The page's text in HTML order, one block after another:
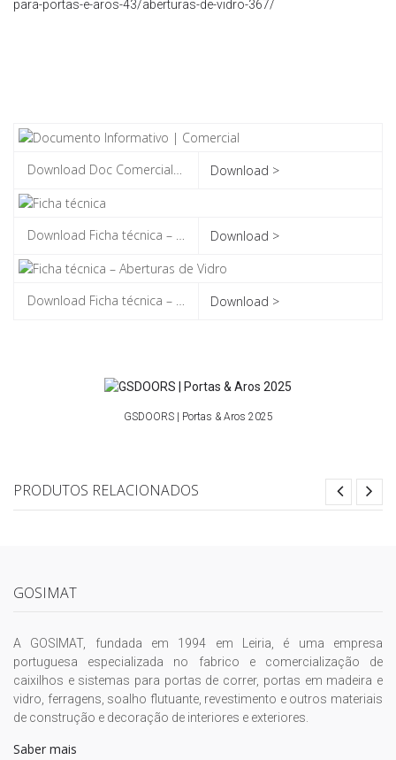
para-portas-e-aros-43/aberturas-de-vidro-367/
Download >
Download >
Download >
GSDOORS | Portas & Aros 2025
PRODUTOS RELACIONADOS
GOSIMAT
A GOSIMAT, fundada em 1994 em Leiria, é uma empresa
portuguesa especializada no fabrico e comercialização de
caixilhos e sistemas para portas de correr, portas em madeira e
vidro, ferragens, soalho flutuante, revestimento e outros materiais
de construção e decoração de interiores e exteriores.
Saber mais